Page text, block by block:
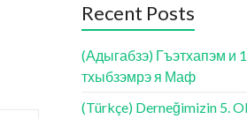
Recent Posts
(Адыгабзэ) Гъэтхапэм и
тхыбзэмрэ я Маф
(Türkçe) Derneğimizin 5.